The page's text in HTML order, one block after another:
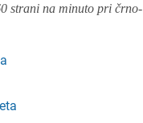
strani na minuto pri črno-